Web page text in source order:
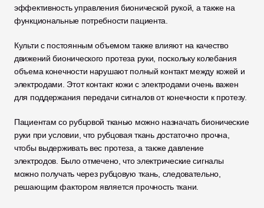
эффективность управления бионической рукой, а также на
функциональные потребности пациента.
Культи с постоянным объемом также влияют на качество
движений бионического протеза руки, поскольку колебания
объема конечности нарушают полный контакт между кожей и
электродами. Этот контакт кожи с электродами очень важен
для поддержания передачи сигналов от конечности к протезу.
Пациентам со рубцовой тканью можно назначать бионические
руки при условии, что рубцовая ткань достаточно прочна,
чтобы выдерживать вес протеза, а также давление
электродов. Было отмечено, что электрические сигналы
можно получать через рубцовую ткань, следовательно,
решающим фактором является прочность ткани.